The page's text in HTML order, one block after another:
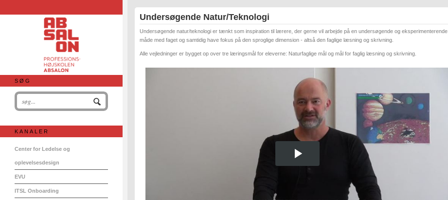
SØG
KANALER
Center for Ledelse og
oplevelsesdesign
EVU
ITSL Onboarding
Undersøgende Natur/Teknologi
Undersøgende natur/teknologi er tænkt som inspiration til lærere, der gerne vil arbejde på en undersøgende og eksperimenterende
måde med faget og samtidig have fokus på den sproglige dimension - altså den faglige læsning og skrivning.
Alle vejledninger er bygget op over tre læringsmål for eleverne: Naturfaglige mål og mål for faglig læsning og skrivning.